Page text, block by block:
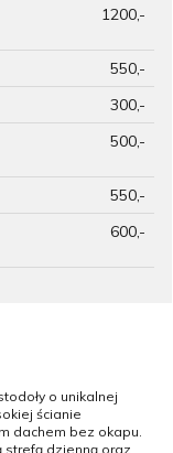
1200,-
550,-
300,-
500,-
550,-
600,-
o unikalnej
ścianie
dachem bez okapu.
dzienną oraz